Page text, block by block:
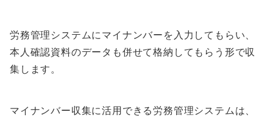
労務管理システムにマイナンバーを入力してもらい、
本人確認資料のデータも併せて格納してもらう形で収
集します。
マイナンバー収集に活用できる労務管理システムは、